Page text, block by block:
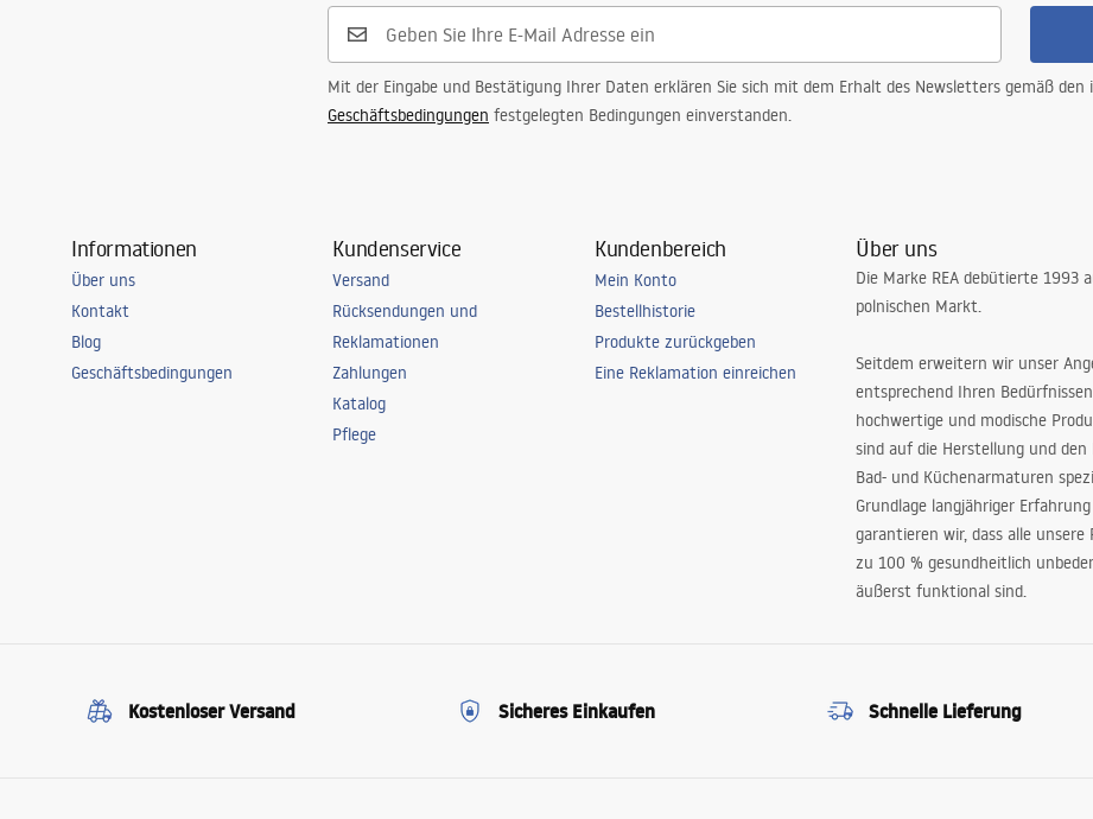
Mit der Eingabe und Bestätigung Ihrer Daten erklären Sie sich mit dem Erhalt des Newsletters gemäß den
Geschäftsbedingungen festgelegten Bedingungen einverstanden.
Informationen
Über uns
Kontakt
Blog
Geschäftsbedingungen
Kundenservice
Versand
Rücksendungen und
Reklamationen
Zahlungen
Katalog
Pflege
Kundenbereich
Mein Konto
Bestellhistorie
Produkte zurückgeben
Eine Reklamation einreichen
Über uns
Die Marke REA debütierte 1993
polnischen Markt.
Seitdem erweitern wir unser
entsprechend Ihren
hochwertige und modische
sind auf die Herstellung und
Bad- und Küchenarmaturen
Grundlage langjähriger Erfahrung
garantieren wir, dass alle unsere
zu 100 % gesundheitlich
äußerst funktional sind.
Kostenloser Versand Sicheres Einkaufen Schnelle Lieferung